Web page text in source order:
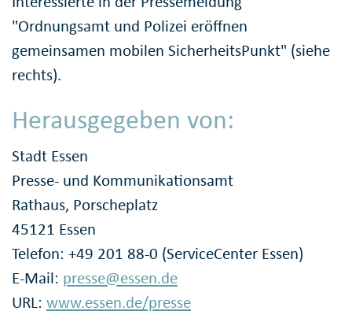
"Ordnungsamt und Polizei eröffnen
gemeinsamen mobilen SicherheitsPunkt" (siehe
rechts).
Herausgegeben von:
Stadt Essen
Presse- und Kommunikationsamt
Rathaus, Porscheplatz
45121 Essen
Telefon: +49 201 88-0 (ServiceCenter Essen)
E-Mail: presse@essen.de
URL: www.essen.de/presse